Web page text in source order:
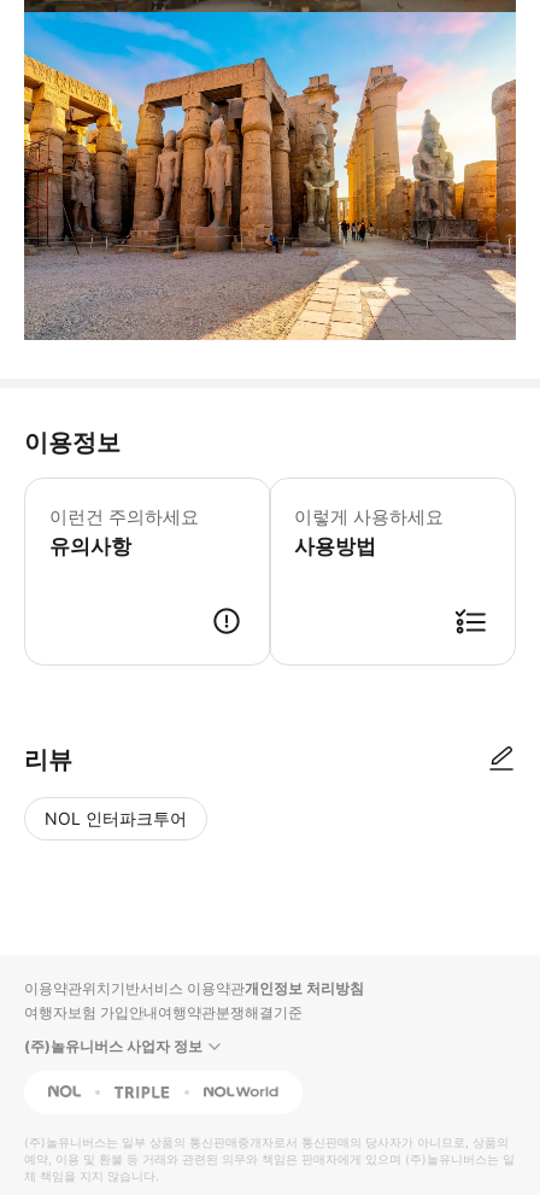
이용정보
이런건 주의하세요
유의사항
이렇게 사용하세요
사용방법
리뷰
NOL 인터파크투어
입니
다.
높
은
순
동
영
상
순
상
이용약관위치기반서비스 이용약관개인정보 처리방침
여행자보험 가입안내여행약관분쟁해결기준
(주)놀유니버스 사업자 정보
NOL Triple Interpark Global
(주)놀유니버스는 일부 상품의 통신판매중개자로서 통신판매의 당사자가 아니므로, 상품의
예약, 이용 및 환불 등 거래와 관련된 의무와 책임은 판매자에게 있으며 (주)놀유니버스는 일
체 책임을 지지 않습니다.